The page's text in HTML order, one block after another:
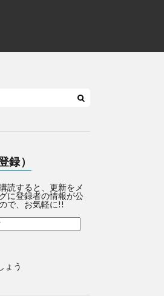
録）
読すると、更新をメ
に登録者の情報が公
で、お気軽に!!
ょう